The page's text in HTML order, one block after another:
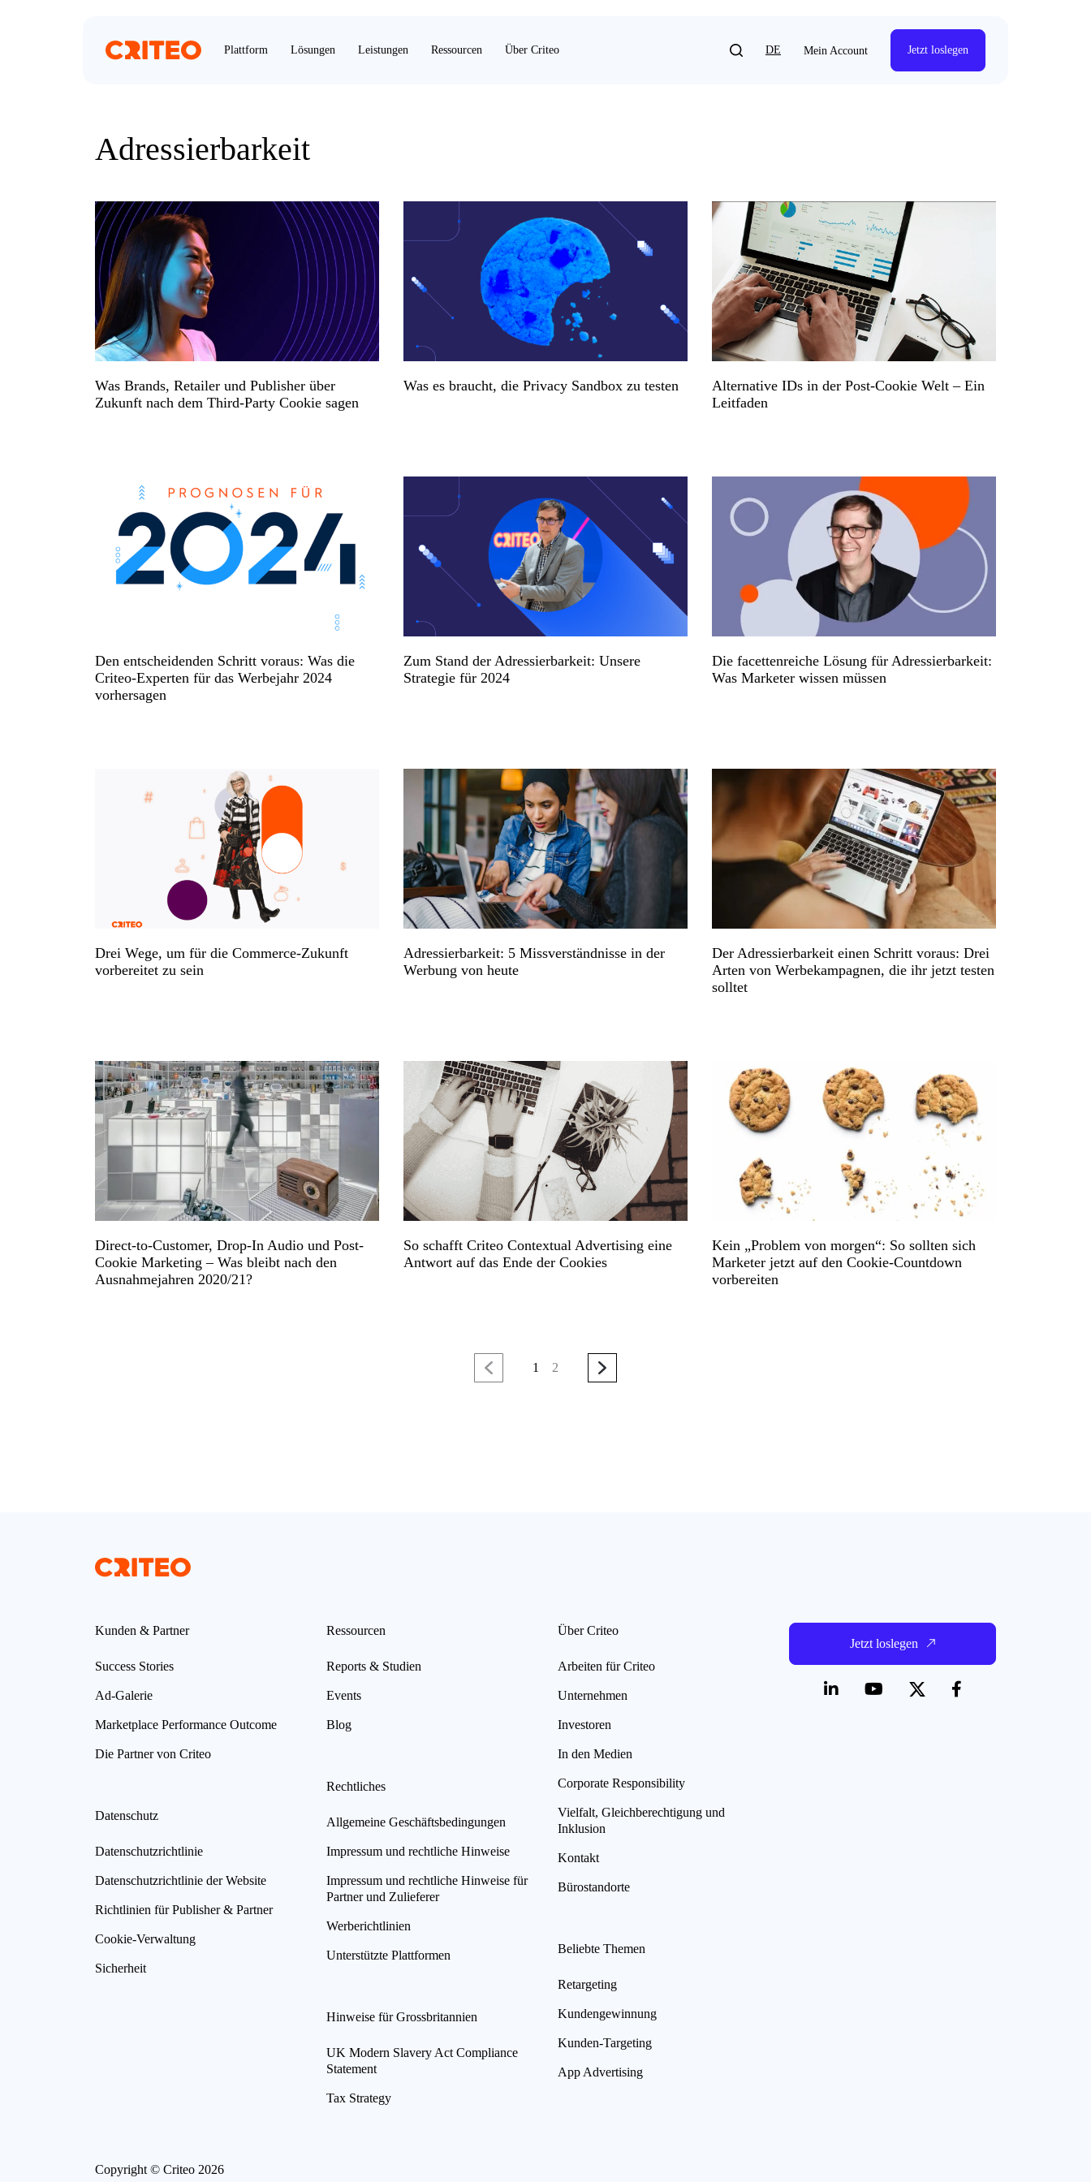
Plattform Lösungen Leistungen Ressourcen Über Criteo DE Mein Account Jetzt loslegen
Adressierbarkeit
Was Brands, Retailer und Publisher über
Zukunft nach dem Third-Party Cookie sagen
Was es braucht, die Privacy Sandbox zu testen
Alternative IDs in der Post-Cookie Welt – Ein
Leitfaden
Den entscheidenden Schritt voraus: Was die
Criteo-Experten für das Werbejahr 2024
vorhersagen
Zum Stand der Adressierbarkeit: Unsere
Strategie für 2024
Die facettenreiche Lösung für Adressierbarkeit:
Was Marketer wissen müssen
Drei Wege, um für die Commerce-Zukunft
vorbereitet zu sein
Adressierbarkeit: 5 Missverständnisse in der
Werbung von heute
Der Adressierbarkeit einen Schritt voraus: Drei
Arten von Werbekampagnen, die ihr jetzt testen
solltet
Direct-to-Customer, Drop-In Audio und Post-
Cookie Marketing – Was bleibt nach den
Ausnahmejahren 2020/21?
So schafft Criteo Contextual Advertising eine
Antwort auf das Ende der Cookies
Kein „Problem von morgen“: So sollten sich
Marketer jetzt auf den Cookie-Countdown
vorbereiten
1 2
Kunden & Partner
Success Stories
Ad-Galerie
Marketplace Performance Outcome
Die Partner von Criteo
Datenschutz
Datenschutzrichtlinie
Datenschutzrichtlinie der Website
Richtlinien für Publisher & Partner
Cookie-Verwaltung
Sicherheit
Ressourcen
Reports & Studien
Events
Blog
Rechtliches
Allgemeine Geschäftsbedingungen
Impressum und rechtliche Hinweise
Impressum und rechtliche Hinweise für
Partner und Zulieferer
Werberichtlinien
Unterstützte Plattformen
Hinweise für Grossbritannien
UK Modern Slavery Act Compliance
Statement
Tax Strategy
Über Criteo
Arbeiten für Criteo
Unternehmen
Investoren
In den Medien
Corporate Responsibility
Vielfalt, Gleichberechtigung und
Inklusion
Kontakt
Bürostandorte
Beliebte Themen
Retargeting
Kundengewinnung
Kunden-Targeting
App Advertising
Jetzt loslegen
Copyright © Criteo 2026